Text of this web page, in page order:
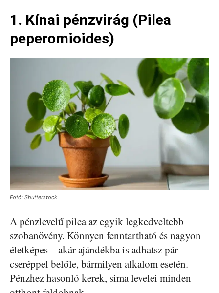
1. Kínai pénzvirág (Pilea
peperomioides)
Fotó: Shutterstock
A pénzlevelű pilea az egyik legkedveltebb
szobanövény. Könnyen fenntartható és nagyon
életképes – akár ajándékba is adhatsz pár
cseréppel belőle, bármilyen alkalom esetén.
Pénzhez hasonló kerek, sima levelei minden